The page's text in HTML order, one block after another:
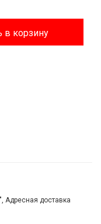
в корзину
Адресная доставка